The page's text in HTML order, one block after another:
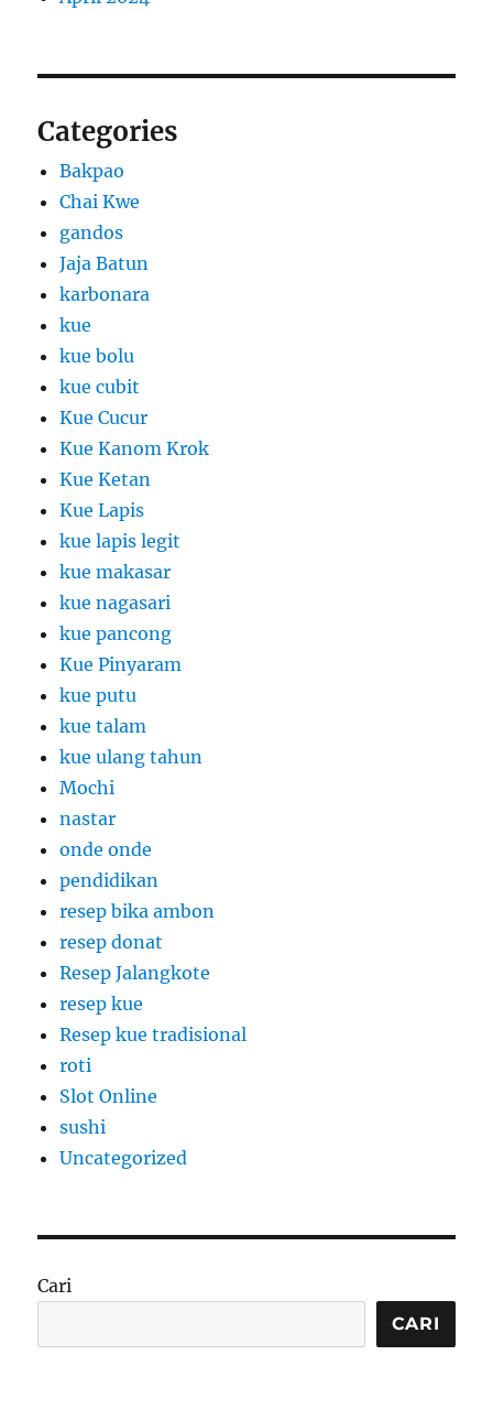
Categories
Bakpao
Chai Kwe
gandos
Jaja Batun
karbonara
kue
kue bolu
kue cubit
Kue Cucur
Kue Kanom Krok
Kue Ketan
Kue Lapis
kue lapis legit
kue makasar
kue nagasari
kue pancong
Kue Pinyaram
kue putu
kue talam
kue ulang tahun
Mochi
nastar
onde onde
pendidikan
resep bika ambon
resep donat
Resep Jalangkote
resep kue
Resep kue tradisional
roti
Slot Online
sushi
Uncategorized
Cari
CARI